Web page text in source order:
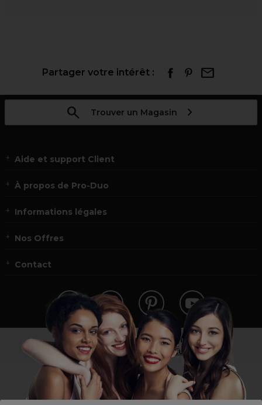
Partager votre intérêt :
Trouver un Magasin
Aide et support Client
À propos de Pro-Duo
Informations légales
Nos Offres
Contact
Vous n’êtes pas un professionnel ?
Visitez notre site pour les particuliers!